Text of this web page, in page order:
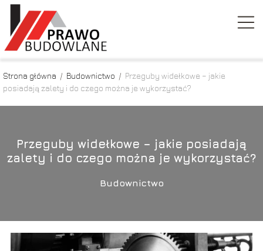
Strona główna / Budownictwo / Przeguby widełkowe – jakie
posiadają zalety i do czego można je wykorzystać?
Przeguby widełkowe – jakie posiadają
zalety i do czego można je wykorzystać?
Budownictwo